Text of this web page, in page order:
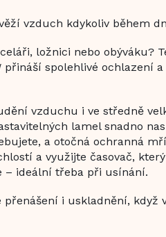
vzduch kdykoliv během
ložnici nebo obýváku?
spolehlivé ochlazení a
vzduchu i ve středně
lamel snadno
a otočná ochranná
a využijte časovač,
– ideální třeba při usínání.
i uskladnění, když